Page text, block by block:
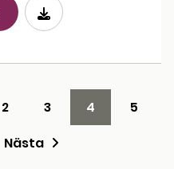
2 3 4
5
Nästa